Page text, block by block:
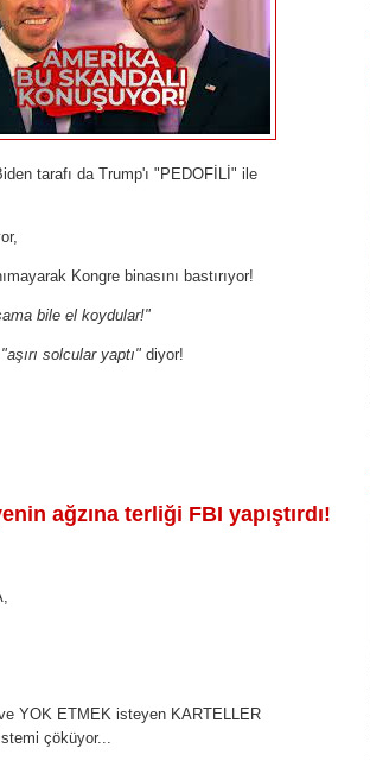
tarafı da Trump'ı "PEDOFİLİ" ile
Kongre binasını bastırıyor!
bile el koydular!"
"aşırı solcular yaptı" diyor!
ağzına terliği FBI yapıştırdı!
YOK ETMEK isteyen KARTELLER
çöküyor...